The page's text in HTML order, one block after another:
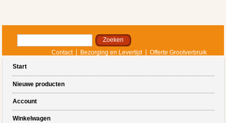
Contact Bezorging en Levertijd
Offerte Grootverbruik
Start
Nieuwe producten
Account
Winkelwagen